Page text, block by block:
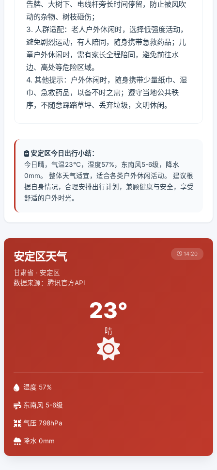
告牌、大树下、电线杆旁长时间停留，防止被风吹
动的杂物、树枝砸伤；
3. 人群适配：老人户外休闲时，选择低强度活动，
避免剧烈运动，有人陪同，随身携带急救药品；儿
童户外休闲时，需有家长全程陪同，避免前往水
边、高处等危险区域。
4. 其他提示：户外休闲时，随身携带少量纸巾、湿
巾、急救药品，以备不时之需；遵守当地公共秩
序，不随意踩踏草坪、丢弃垃圾，文明休闲。
安定区今日出行小结：
今日晴，气温23℃，湿度57%，东南风5-6级，降水
0mm。 整体天气适宜，适合各类户外休闲活动。 建议根
据自身情况，合理安排出行计划，兼顾健康与安全，享受
舒适的户外时光。
安定区天气
甘肃省 · 安定区
数据来源：腾讯官方API
14:20
23°
晴
湿度 57%
东南风 5-6级
气压 798hPa
降水 0mm